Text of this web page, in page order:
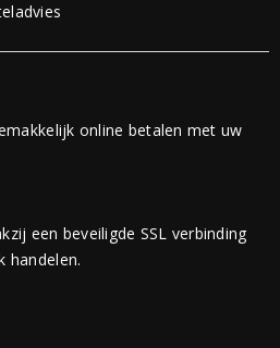
online betalen met uw
een beveiligde SSL verbinding
handelen.